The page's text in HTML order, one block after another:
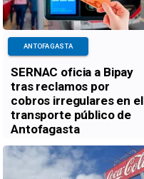
SERNAC oficia a Bipay
tras reclamos por
cobros irregulares en el
transporte público de
Antofagasta
ANTOFAGASTA